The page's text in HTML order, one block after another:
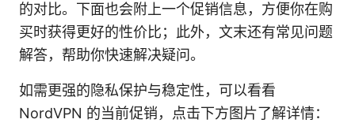
的对比。下面也会附上一个促销信息，方便你在购
买时获得更好的性价比；此外，文末还有常见问题
解答，帮助你快速解决疑问。
如需更强的隐私保护与稳定性，可以看看
NordVPN 的当前促销，点击下方图片了解详情：